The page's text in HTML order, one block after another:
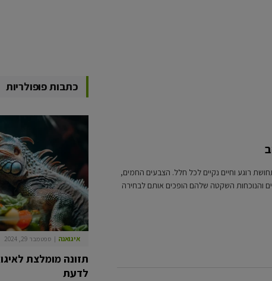
רוגע וחיים נקיים לכל חלל. הצבעים החמים,
והנוכחות השקטה שלהם הופכים אותם לבחירה
כתבות פופולריות
איגואנה ספטמבר 29, 2024
תזונה מומלצת
לדעת